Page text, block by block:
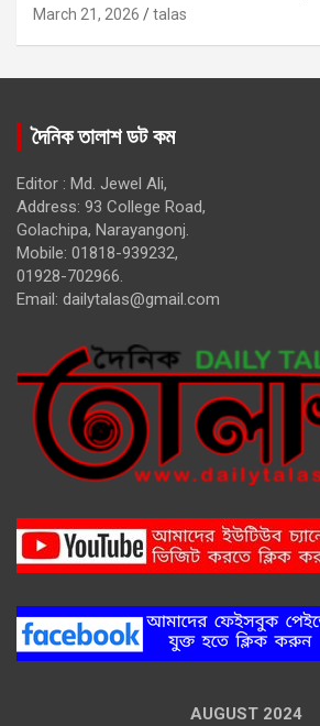
March 21, 2026 talas
দৈনিক তালাশ ডট কম
Editor : Md. Jewel Ali,
Address: 93 College Road,
Golachipa, Narayangonj.
Mobile: 01818-939232,
01928-702966.
Email: dailytalas@gmail.com
AUGUST 2024